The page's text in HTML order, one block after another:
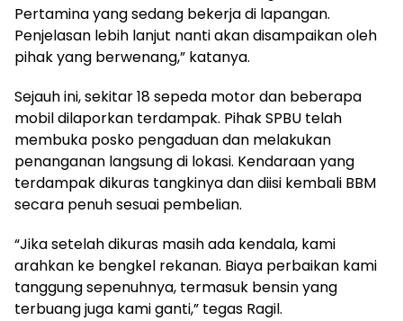
Pertamina yang sedang bekerja di lapangan.
Penjelasan lebih lanjut nanti akan disampaikan oleh
pihak yang berwenang,” katanya.
Sejauh ini, sekitar 18 sepeda motor dan beberapa
mobil dilaporkan terdampak. Pihak SPBU telah
membuka posko pengaduan dan melakukan
penanganan langsung di lokasi. Kendaraan yang
terdampak dikuras tangkinya dan diisi kembali BBM
secara penuh sesuai pembelian.
“Jika setelah dikuras masih ada kendala, kami
arahkan ke bengkel rekanan. Biaya perbaikan kami
tanggung sepenuhnya, termasuk bensin yang
terbuang juga kami ganti,” tegas Ragil.